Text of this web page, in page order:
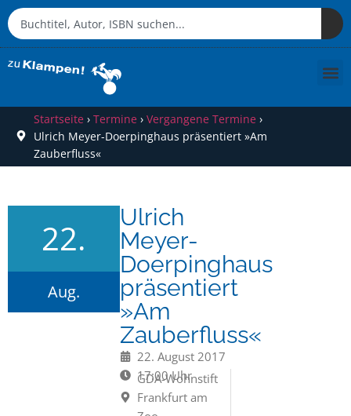
Startseite › Termine › Vergangene Termine ›
Ulrich Meyer-Doerpinghaus präsentiert »Am
Zauberfluss«
22.
Aug.
Ulrich
Meyer-
Doerpinghaus
präsentiert
»Am
Zauberfluss«
22. August 2017
17:00 Uhr
GDA-Wohnstift
Frankfurt am